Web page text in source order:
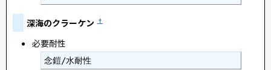
深海のクラーケン †
必要耐性
念鎧/水耐性